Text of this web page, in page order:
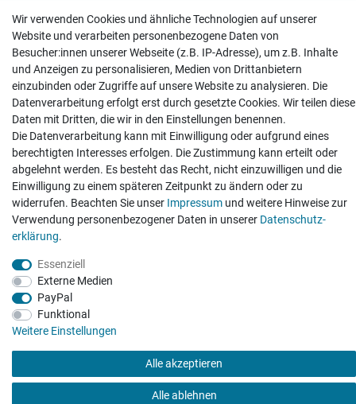
Kontakt
Zahlung und Versand
Impressum Daten­schutz­erklärung AGB Widerrufs­recht
Vertrag widerrufen
Wir verwenden Cookies und ähnliche Technologien auf unserer
Website und verarbeiten personenbezogene Daten von
Besucher:innen unserer Webseite (z.B. IP-Adresse), um z.B. Inhalte
und Anzeigen zu personalisieren, Medien von Drittanbietern
einzubinden oder Zugriffe auf unsere Website zu analysieren. Die
Datenverarbeitung erfolgt erst durch gesetzte Cookies. Wir teilen diese
Daten mit Dritten, die wir in den Einstellungen benennen.
Die Datenverarbeitung kann mit Einwilligung oder aufgrund eines
berechtigten Interesses erfolgen. Die Zustimmung kann erteilt oder
abgelehnt werden. Es besteht das Recht, nicht einzuwilligen und die
Einwilligung zu einem späteren Zeitpunkt zu ändern oder zu
widerrufen. Beachten Sie unser Impressum und weitere Hinweise zur
Verwendung personenbezogener Daten in unserer Daten­schutz­
erklärung.
Essenziell
Externe Medien
PayPal
Funktional
Weitere Einstellungen
Alle akzeptieren
Alle ablehnen